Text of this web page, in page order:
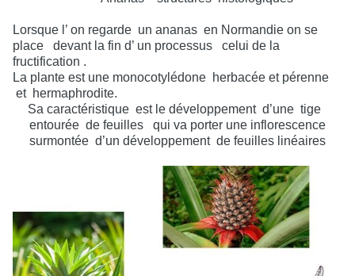
Lorsque l’ on regarde un ananas en Normandie on se
place
devant la fin d’ un processus
celui de la
fructification .
La plante est une monocotylédone herbacée et pérenne
et hermaphrodite.
Sa caractéristique est le développement d’une tige
entourée de feuilles
qui va porter une inflorescence
surmontée d’un développement de feuilles linéaires